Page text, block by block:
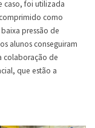
caso, foi utilizada
como
pressão de
alunos conseguiram
colaboração de
que estão a